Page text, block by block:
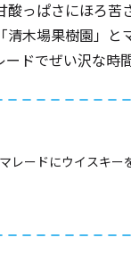
っぱさにほろ苦
木場果樹園」
ドでぜい沢な時
レードにウイスキー